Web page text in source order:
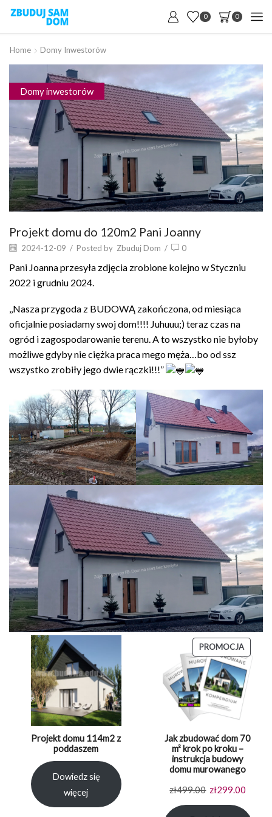
0 0
Home Domy Inwestorów
Domy inwestorów
Projekt domu do 120m2 Pani Joanny
2024-12-09 / Posted by Zbuduj Dom / 0
Pani Joanna przesyła zdjęcia zrobione kolejno w Styczniu
2022 i grudniu 2024.
,,Nasza przygoda z BUDOWĄ zakończona, od miesiąca
oficjalnie posiadamy swoj dom!!!! Juhuuu;) teraz czas na
ogród i zagospodarowanie terenu. A to wszystko nie byłoby
możliwe gdyby nie ciężka praca mego męża…bo od ssz
wszystko zrobiły jego dwie rączki!!!”
Projekt domu 114m2 z
poddaszem
Dowiedz się
więcej
PROMOCJA
W
Jak zbudować dom 70
m² krok po kroku –
instrukcja budowy
domu murowanego
zł499.00 Pierwotna
cena
zł299.00